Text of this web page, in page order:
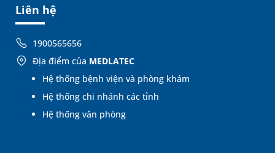
Liên hệ
1900565656
Địa điểm của MEDLATEC
Hệ thống bệnh viện và phòng khám
Hệ thống chi nhánh các tỉnh
Hệ thống văn phòng